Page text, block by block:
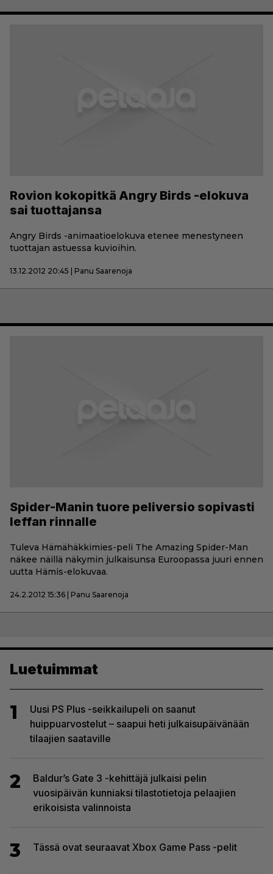
Rovion kokopitkä Angry Birds -elokuva
sai tuottajansa
Angry Birds -animaatioelokuva etenee menestyneen
tuottajan astuessa kuvioihin.
13.12.2012 20:45 | Panu Saarenoja
Spider-Manin tuore peliversio sopivasti
leffan rinnalle
Tuleva Hämähäkkimies-peli The Amazing Spider-Man
näkee näillä näkymin julkaisunsa Euroopassa juuri ennen
uutta Hämis-elokuvaa.
24.2.2012 15:36 | Panu Saarenoja
Luetuimmat
1
Uusi PS Plus -seikkailupeli on saanut
huippuarvostelut – saapui heti julkaisupäivänään
tilaajien saataville
2
Baldur’s Gate 3 -kehittäjä julkaisi pelin
vuosipäivän kunniaksi tilastotietoja pelaajien
erikoisista valinnoista
3 Tässä ovat seuraavat Xbox Game Pass -pelit